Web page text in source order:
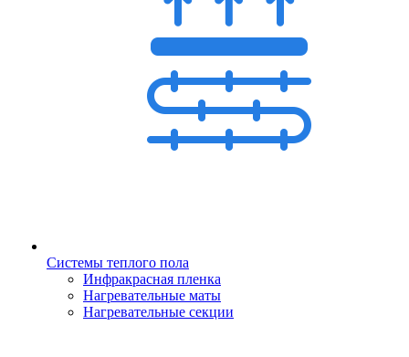
Системы теплого пола
Инфракрасная пленка
Нагревательные маты
Нагревательные секции